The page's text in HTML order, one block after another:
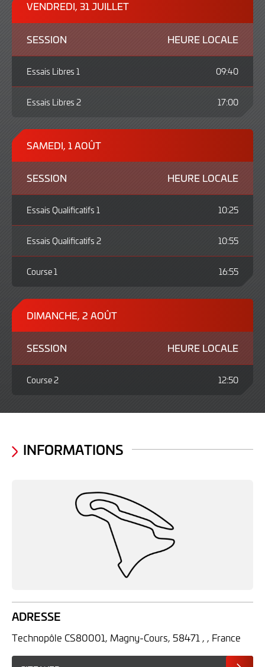
VENDREDI, 31 JUILLET
SESSION HEURE LOCALE
Essais Libres 1 09:40
Essais Libres 2 17:00
SAMEDI, 1 AOÛT
SESSION HEURE LOCALE
Essais Qualificatifs 1 10:25
Essais Qualificatifs 2 10:55
Course 1 16:55
DIMANCHE, 2 AOÛT
SESSION HEURE LOCALE
Course 2 12:50
INFORMATIONS
ADRESSE
Technopôle CS80001, Magny-Cours, 58471 , , France